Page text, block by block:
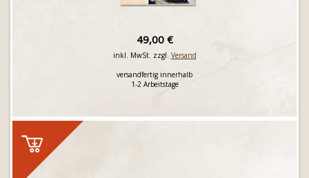
49,00 €
inkl. MwSt. zzgl. Versand
versandfertig innerhalb
1-2 Arbeitstage